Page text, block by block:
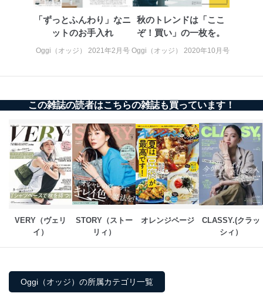
「ずっとふんわり」なニ
ットのお手入れ
Oggi（オッジ） 2021年2月号
秋のトレンドは「ここ
ぞ！買い」の一枚を。
Oggi（オッジ） 2020年10月号
この雑誌の読者はこちらの雑誌も買っています！
VERY（ヴェリ
イ）
STORY（ストー
リィ）
オレンジページ
CLASSY.(クラッ
シィ）
Oggi（オッジ）の所属カテゴリ一覧